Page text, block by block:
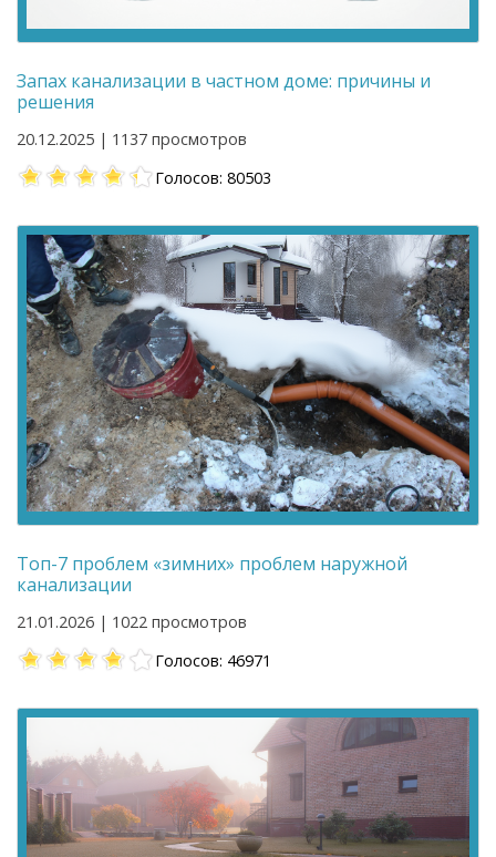
Запах канализации в частном доме: причины и
решения
20.12.2025 | 1137 просмотров
Голосов: 80503
Топ-7 проблем «зимних» проблем наружной
канализации
21.01.2026 | 1022 просмотров
Голосов: 46971